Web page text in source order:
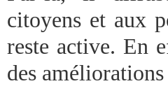
citoyens et aux
reste active. En
des